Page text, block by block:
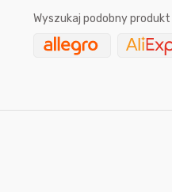
Wyszukaj podobny produkt